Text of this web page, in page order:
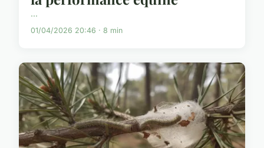
...
01/04/2026 20:46 · 8 min